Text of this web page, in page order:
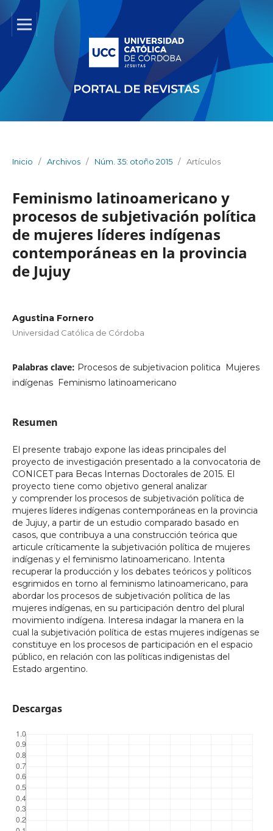
Inicio / Archivos / Núm. 35: otoño 2015 / Artículos
Feminismo latinoamericano y
procesos de subjetivación política
de mujeres líderes indígenas
contemporáneas en la provincia
de Jujuy
Agustina Fornero
Universidad Católica de Córdoba
Palabras clave: Procesos de subjetivacion politica  Mujeres
indígenas  Feminismo latinoamericano
Resumen
El presente trabajo expone las ideas principales del
proyecto de investigación presentado a la convocatoria de
CONICET para Becas Internas Doctorales de 2015. El
proyecto tiene como objetivo general analizar
y comprender los procesos de subjetivación política de
mujeres líderes indígenas contemporáneas en la provincia
de Jujuy, a partir de un estudio comparado basado en
casos, que contribuya a una construcción teórica que
articule críticamente la subjetivación política de mujeres
indígenas y el feminismo latinoamericano. Intenta
recuperar la producción y los debates teóricos y políticos
esgrimidos en torno al feminismo latinoamericano, para
abordar los procesos de subjetivación política de las
mujeres indígenas, en su participación dentro del plural
movimiento indígena. Interesa indagar la manera en la
cual la subjetivación política de estas mujeres indígenas se
constituye en los procesos de participación en el espacio
público, en relación con las políticas indigenistas del
Estado argentino.
Descargas